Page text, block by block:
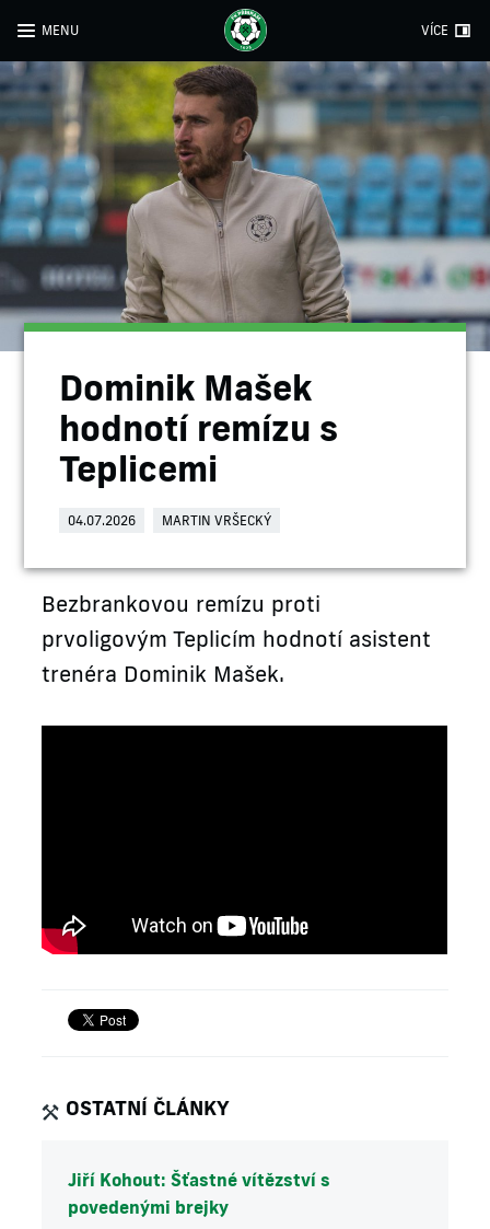
MENU VÍCE
Dominik Mašek
hodnotí remízu s
Teplicemi
04.07.2026 MARTIN VRŠECKÝ
Bezbrankovou remízu proti
prvoligovým Teplicím hodnotí asistent
trenéra Dominik Mašek.
OSTATNÍ ČLÁNKY
Jiří Kohout: Šťastné vítězství s
povedenými brejky